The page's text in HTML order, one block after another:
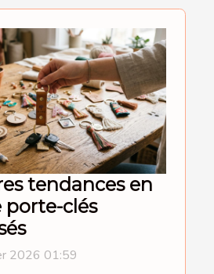
tendances en
porte-clés
2026 01:59